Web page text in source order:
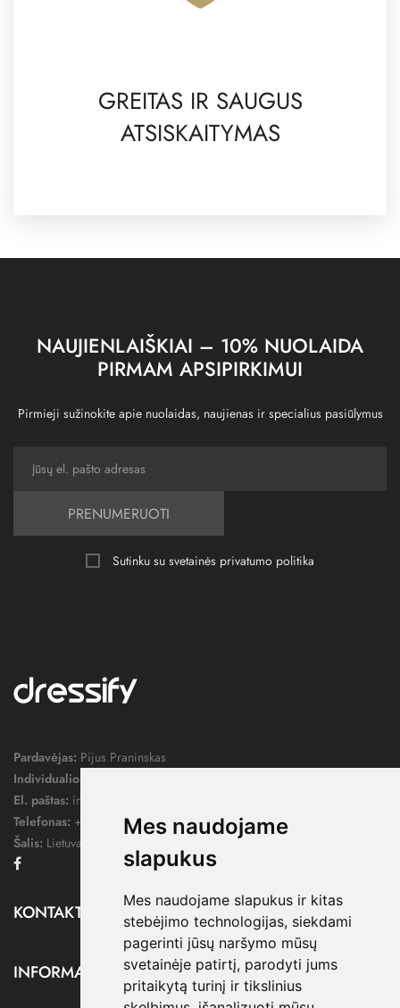
Mes naudojame
slapukus
Mes naudojame slapukus ir kitas
stebėjimo technologijas, siekdami
pagerinti jūsų naršymo mūsų
svetainėje patirtį, parodyti jums
pritaikytą turinį ir tikslinius
GREITAS IR SAUGUS
ATSISKAITYMAS
NAUJIENLAIŠKIAI – 10% NUOLAIDA
PIRMAM APSIPIRKIMUI
Pirmieji sužinokite apie nuolaidas, naujienas ir specialius pasiūlymus
PRENUMERUOTI
Sutinku su svetainės privatumo politika
Pardavėjas: Pijus Praninskas
Individualios veiklos pažymos nr.:
El. paštas: info@dressify.lt
Telefonas: +370 676 78578
Šalis: Lietuva
KONTAKTAI
INFORMACIJA